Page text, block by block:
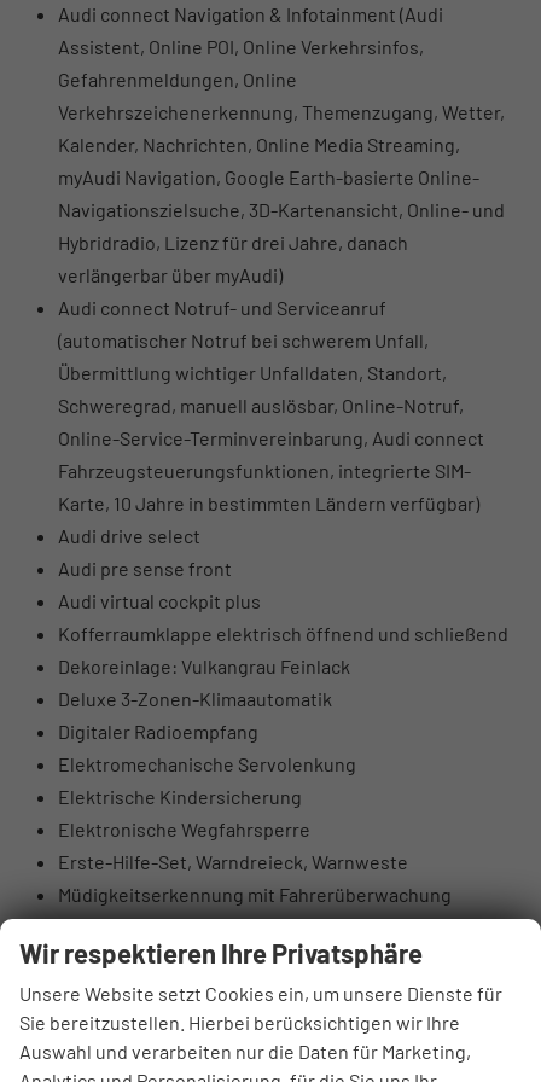
Audi connect Navigation & Infotainment (Audi
Assistent, Online POI, Online Verkehrsinfos,
Gefahrenmeldungen, Online
Verkehrszeichenerkennung, Themenzugang, Wetter,
Kalender, Nachrichten, Online Media Streaming,
myAudi Navigation, Google Earth-basierte Online-
Navigationszielsuche, 3D-Kartenansicht, Online- und
Hybridradio, Lizenz für drei Jahre, danach
verlängerbar über myAudi)
Audi connect Notruf- und Serviceanruf
(automatischer Notruf bei schwerem Unfall,
Übermittlung wichtiger Unfalldaten, Standort,
Schweregrad, manuell auslösbar, Online-Notruf,
Online-Service-Terminvereinbarung, Audi connect
Fahrzeugsteuerungsfunktionen, integrierte SIM-
Karte, 10 Jahre in bestimmten Ländern verfügbar)
Audi drive select
Audi pre sense front
Audi virtual cockpit plus
Kofferraumklappe elektrisch öffnend und schließend
Dekoreinlage: Vulkangrau Feinlack
Deluxe 3-Zonen-Klimaautomatik
Digitaler Radioempfang
Elektromechanische Servolenkung
Elektrische Kindersicherung
Elektronische Wegfahrsperre
Erste-Hilfe-Set, Warndreieck, Warnweste
Müdigkeitserkennung mit Fahrerüberwachung
Kopfstützen vorne
Glänzende Zierleisten
Scheinwerfer mit LED-Technologie
Scheinwerfer-Vorbereitung für weitere Funktionen
Functions on Demand Vorbereitung
Wir respektieren Ihre Privatsphäre
Unsere Website setzt Cookies ein, um unsere Dienste für
Sie bereitzustellen. Hierbei berücksichtigen wir Ihre
Auswahl und verarbeiten nur die Daten für Marketing,